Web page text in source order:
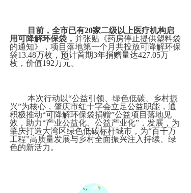
目前，全市已有20家二级以上医疗机构启
用可降解环保袋，并张贴《药房停止提供塑料袋
的通知》，项目落地第一个月共投放可降解环保
袋13.48万枚，预计首期3年捐赠量达427.05万
枚，价值192万元。
本次行动以“公益引领、绿色低碳、乡村振
兴”为核心，肇庆市红十字会立足公益职能，通
积极推动“可降解环保袋捐赠”公益项目落地见
效，助力“产业公益化、公益产业化”，发展，为
肇庆打造大湾区绿色低碳标杆城市，为“百千万
工程”高质量发展与乡村全面振兴注入持续、绿
色的新活力。